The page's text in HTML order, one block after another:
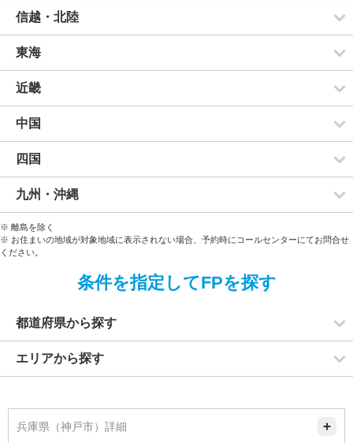
信越・北陸
東海
近畿
中国
四国
九州・沖縄
※ 離島を除く
※ お住まいの地域が対象地域に表示されない場合、予約時にコールセンターにてお問合せ
ください。
条件を指定してFPを探す
都道府県から探す
エリアから探す
兵庫県（神戸市）詳細